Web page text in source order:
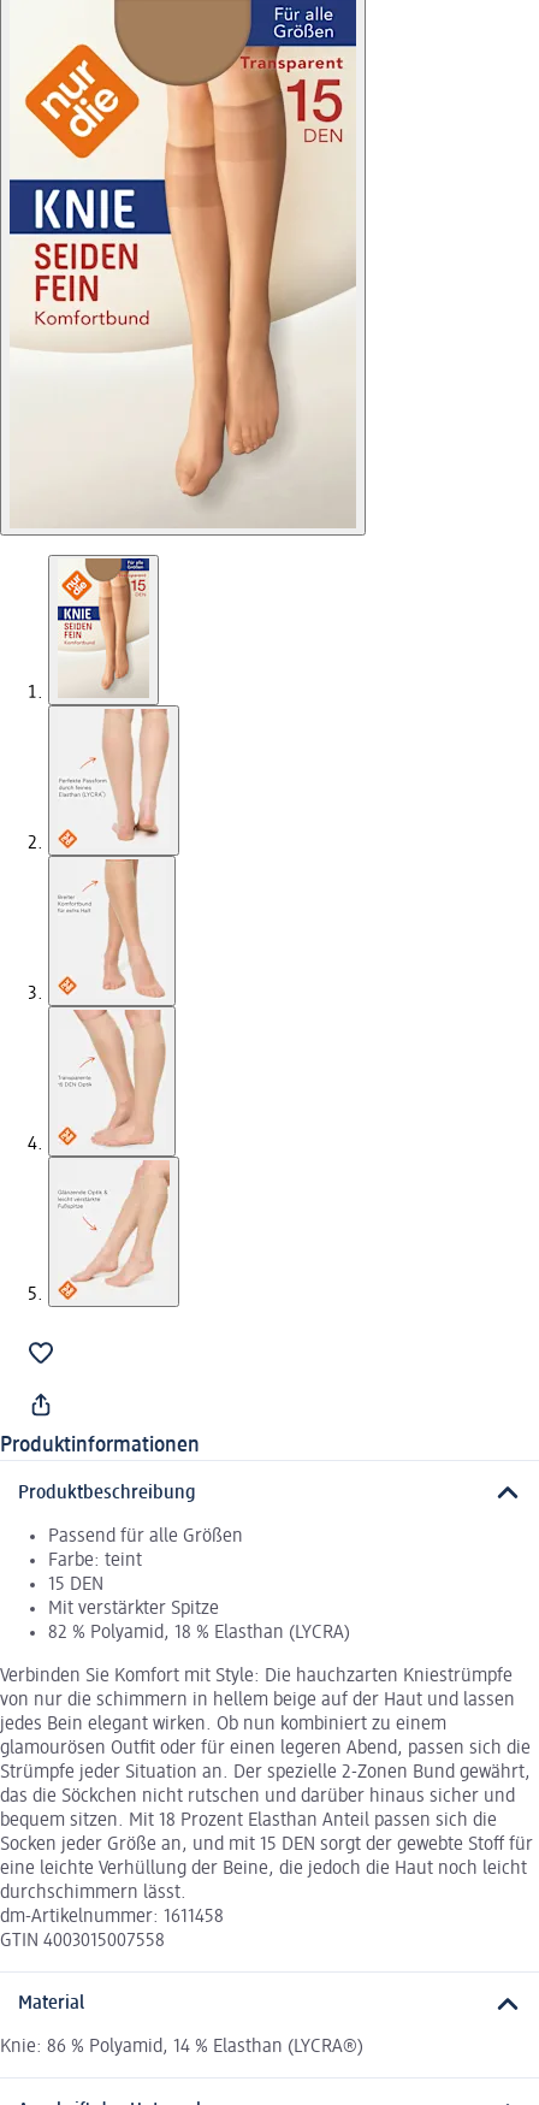
Produktinformationen
Produktbeschreibung
Passend für alle Größen
Farbe: teint
15 DEN
Mit verstärkter Spitze
82 % Polyamid, 18 % Elasthan (LYCRA)
Verbinden Sie Komfort mit Style: Die hauchzarten Kniestrümpfe
von nur die schimmern in hellem beige auf der Haut und lassen
jedes Bein elegant wirken. Ob nun kombiniert zu einem
glamourösen Outfit oder für einen legeren Abend, passen sich die
Strümpfe jeder Situation an. Der spezielle 2-Zonen Bund gewährt,
das die Söckchen nicht rutschen und darüber hinaus sicher und
bequem sitzen. Mit 18 Prozent Elasthan Anteil passen sich die
Socken jeder Größe an, und mit 15 DEN sorgt der gewebte Stoff für
eine leichte Verhüllung der Beine, die jedoch die Haut noch leicht
durchschimmern lässt.
dm-Artikelnummer: 1611458
GTIN 4003015007558
Material
Knie: 86 % Polyamid, 14 % Elasthan (LYCRA®)